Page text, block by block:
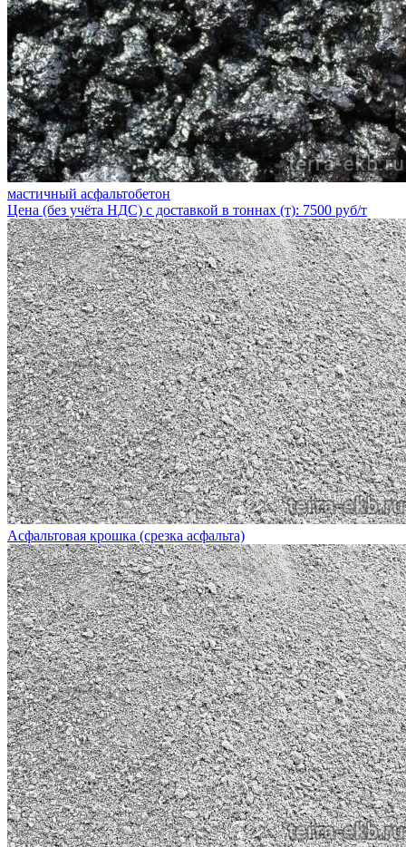
мастичный асфальтобетон
Цена (без учёта НДС) с доставкой в тоннах (т): 7500 руб/т
Асфальтовая крошка (срезка асфальта)